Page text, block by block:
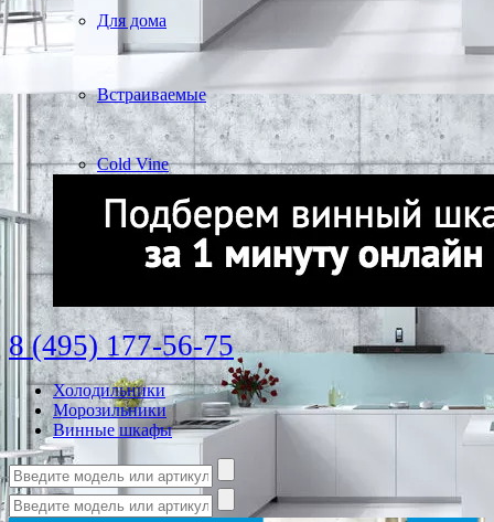
Для дома
Встраиваемые
Cold Vine
8 (495) 177-56-75
Холодильники
Морозильники
Винные шкафы